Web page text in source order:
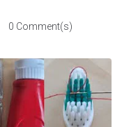
0 Comment(s)